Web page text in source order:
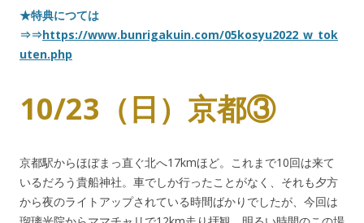
★特典につては
⇒⇒https://www.bunrigakuin.com/05kosyu2022_w_tok
uten.php
10/23（日）京都③
京都駅からほぼまっ直ぐ北へ17kmほど。これまで10回は来て
いるだろう貴船神社。車でしか行ったことがなく、それも夕方
から夜のライトアップされている時間ばかりでしたが、今回は